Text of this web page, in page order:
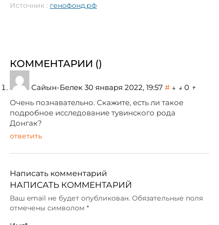
Источник : генофонд.рф
КОММЕНТАРИИ ()
Сайын-Белек 30 января 2022, 19:57 # ↓ ↓ 0 ↑
Очень познавательно. Скажите, есть ли такое
подробное исследование тувинского рода
Донгак?
ответить
Написать комментарий
НАПИСАТЬ КОММЕНТАРИЙ
Ваш email не будет опубликован. Обязательные поля
отмечены символом *